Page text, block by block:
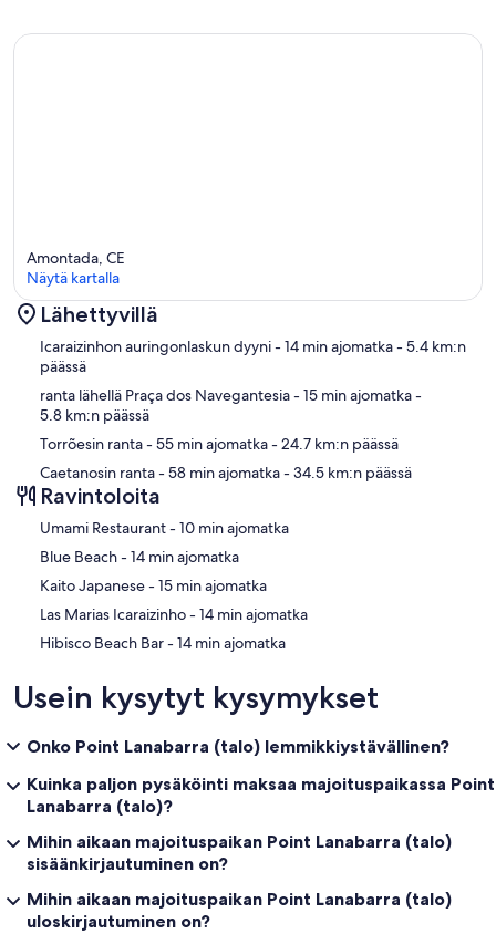
Kartta
Amontada, CE
Näytä kartalla
Lähettyvillä
Icaraizinhon auringonlaskun dyyni- 14 min ajomatka- 5.4 km:n
päässä
ranta lähellä Praça dos Navegantesia- 15 min ajomatka-
5.8 km:n päässä
Torrõesin ranta- 55 min ajomatka- 24.7 km:n päässä
Caetanosin ranta- 58 min ajomatka- 34.5 km:n päässä
Ravintoloita
‪Umami Restaurant - ‬10 min ajomatka
‪Blue Beach - ‬14 min ajomatka
‪Kaito Japanese - ‬15 min ajomatka
‪Las Marias Icaraizinho - ‬14 min ajomatka
‪Hibisco Beach Bar - ‬14 min ajomatka
Usein kysytyt kysymykset
Onko Point Lanabarra (talo) lemmikkiystävällinen?
Kuinka paljon pysäköinti maksaa majoituspaikassa Point
Lanabarra (talo)?
Mihin aikaan majoituspaikan Point Lanabarra (talo)
sisäänkirjautuminen on?
Mihin aikaan majoituspaikan Point Lanabarra (talo)
uloskirjautuminen on?